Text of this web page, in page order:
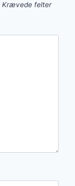
Krævede felter